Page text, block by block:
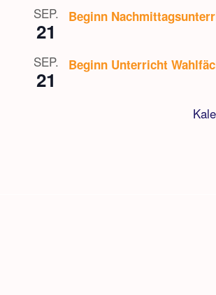
SEP.
21
Beginn
SEP.
21
Beginn Unterricht